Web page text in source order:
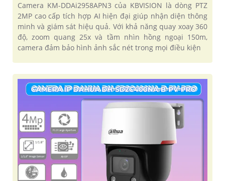
Camera KM-DDAi2958APN3 của KBVISION là dòng PTZ
2MP cao cấp tích hợp AI hiện đại giúp nhận diện thông
minh và giám sát hiệu quả. Với khả năng quay xoay 360
độ, zoom quang 25x và tầm nhìn hồng ngoại 150m,
camera đảm bảo hình ảnh sắc nét trong mọi điều kiện